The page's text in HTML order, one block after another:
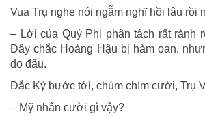
Vua Trụ nghe nói ngẫm nghĩ hồi lâu rồi
– Lời của Quý Phi phân tách rất rành
Ðây chắc Hoàng Hậu bị hàm oan,
do đâu.
Ðắc Kỷ bước tới, chúm chím cười, Trụ
– Mỹ nhân cười gì vậy?